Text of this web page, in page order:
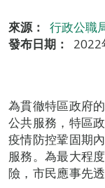
來源：
行政公職
發布日期：
2022
為貫徹特區政府
公共服務，特區
疫情防控鞏固期
服務。為最大程
險，市民應事先